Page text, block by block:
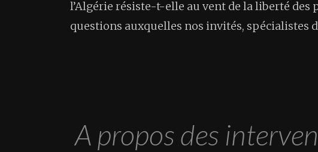
l’Algérie résiste-t-elle au vent de la liberté des
questions auxquelles nos invités, spécialistes
A propos des